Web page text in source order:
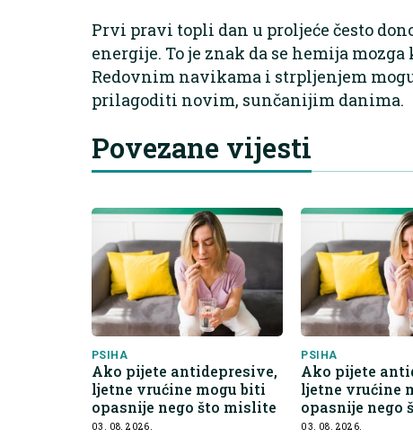
Prvi pravi topli dan u proljeće često
energije. To je znak da se hemija
Redovnim navikama i strpljenjem
prilagoditi novim, sunčanijim danima.
Povezane vijesti
PSIHA
Ako pijete antidepresive,
ljetne vrućine mogu biti
opasnije nego što mislite
03. 08. 2026.
PSIHA
Ako pijete
ljetne vrućine
opasnije nego
03. 08. 2026.